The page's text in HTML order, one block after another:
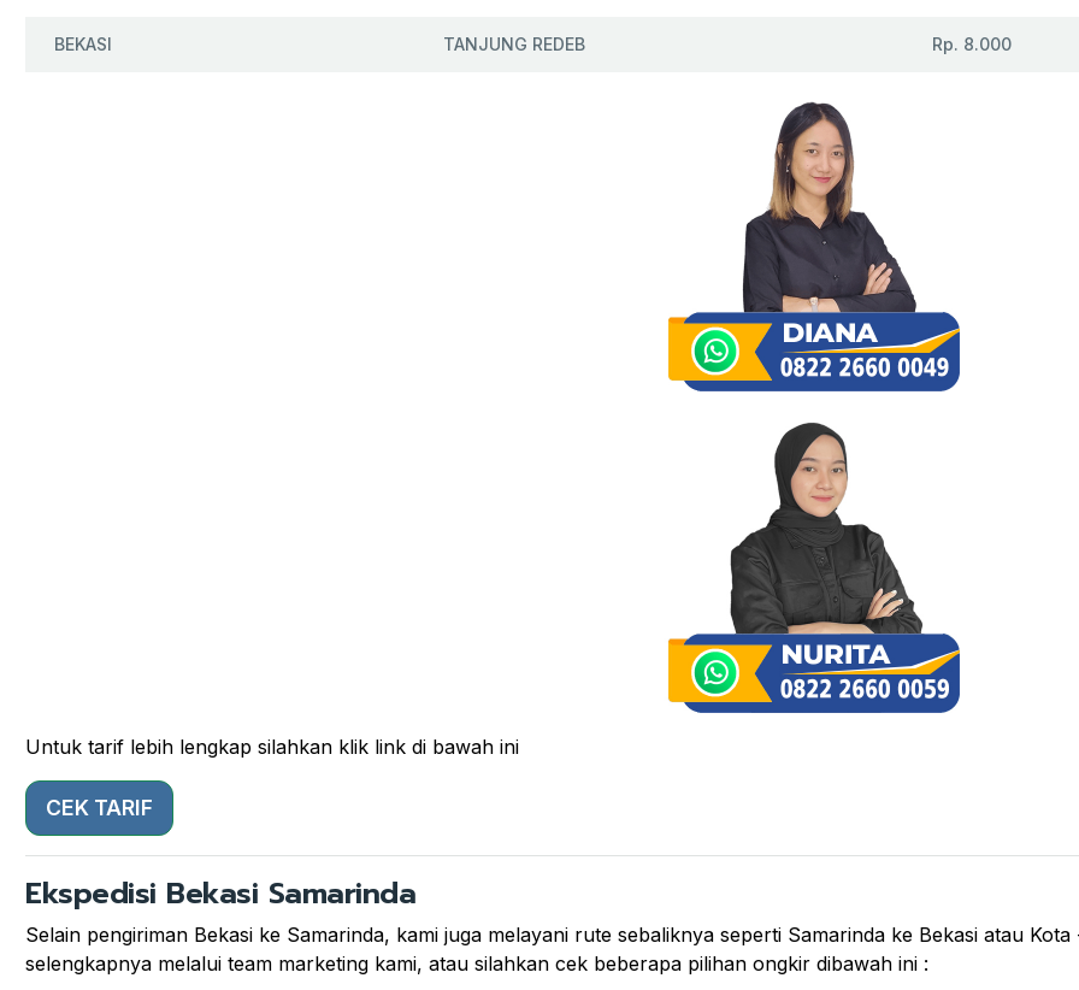
BEKASI TANJUNG REDEB Rp. 8.000
Untuk tarif lebih lengkap silahkan klik link di bawah ini
CEK TARIF
Ekspedisi Bekasi Samarinda
Selain pengiriman Bekasi ke Samarinda, kami juga melayani rute sebaliknya seperti Samarinda ke Bekasi atau
selengkapnya melalui team marketing kami, atau silahkan cek beberapa pilihan ongkir dibawah ini :